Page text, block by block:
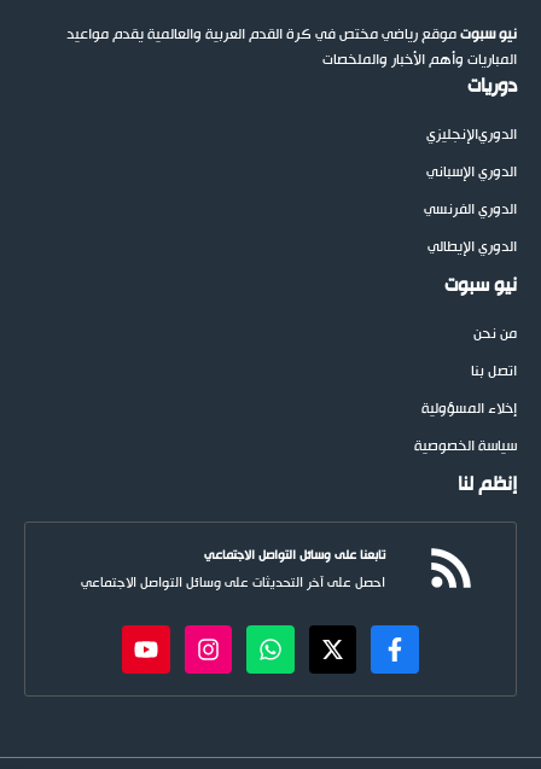
نيو سبوتموقع رياضي مختص في كرة القدم العربية والعالمية يقدم مواعيد
المباريات وأهم الأخبار والملخصات
دوريات
الدوريالإنجليزي
الدوري الإسباني
الدوري الفرنسي
الدوري الإيطالي
نيو سبوت
من نحن
اتصل بنا
إخلاء المسؤولية
سياسة الخصوصية
إنظم لنا
تابعنا على وسائل التواصل الاجتماعي
احصل على آخر التحديثات على وسائل التواصل الاجتماعي